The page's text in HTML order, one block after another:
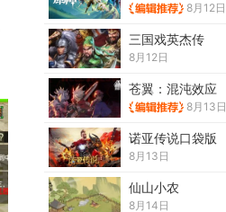
8月12日
三国戏英杰传
8月12日
苍翼：混沌效应
8月13日
诺亚传说口袋版
8月13日
仙山小农
8月14日